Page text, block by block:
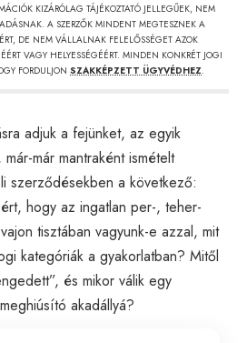
KIZÁRÓLAG TÁJÉKOZTATÓ JELLEGŰEK, NEM
A SZERZŐK MINDENT MEGTESZNEK A
DE NEM VÁLLALNAK FELELŐSSÉGET AZOK
VAGY HELYESSÉGÉÉRT. MINDEN KONKRÉT JOGI
FORDULJON SZAKKÉPZETT ÜGYVÉDHEZ.
adjuk a fejünket, az egyik
már mantraként ismételt
szerződésekben a következő:
hogy az ingatlan per-, teher-
tisztában vagyunk-e azzal, mit
kategóriák a gyakorlatban? Mitől
és mikor válik egy
akadállyá?